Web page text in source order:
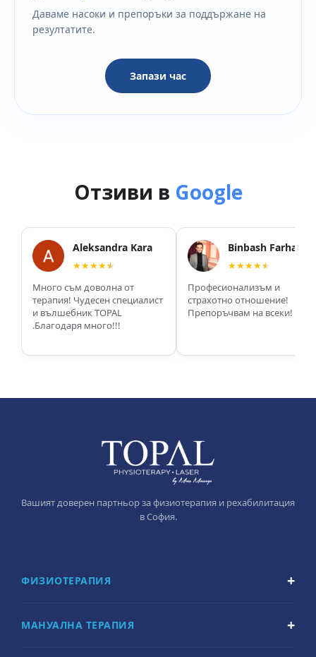
Даваме насоки и препоръки за поддържане на
резултатите.
Запази час
Отзиви в Google
Aleksandra Kara
★★★★★
Много съм доволна от
терапия! Чудесен специалист
и вълшебник TOPAL
.Благодаря много!!!
Binbash Farhan
★★★★★
Професионализъм и
страхотно отношение!
Препоръчвам на всеки!
Вашият доверен партньор за физиотерапия и рехабилитация
в София.
ФИЗИОТЕРАПИЯ
МАНУАЛНА ТЕРАПИЯ